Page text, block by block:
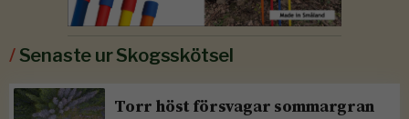
/Senaste ur Skogsskötsel
Torr höst försvagar sommargran